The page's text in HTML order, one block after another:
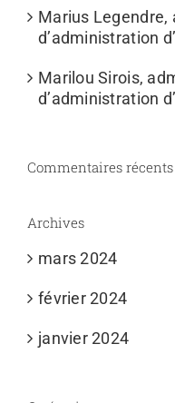
Marius Legendre,
d’administration
Marilou Sirois,
d’administration
Commentaires récents
Archives
mars 2024
février 2024
janvier 2024